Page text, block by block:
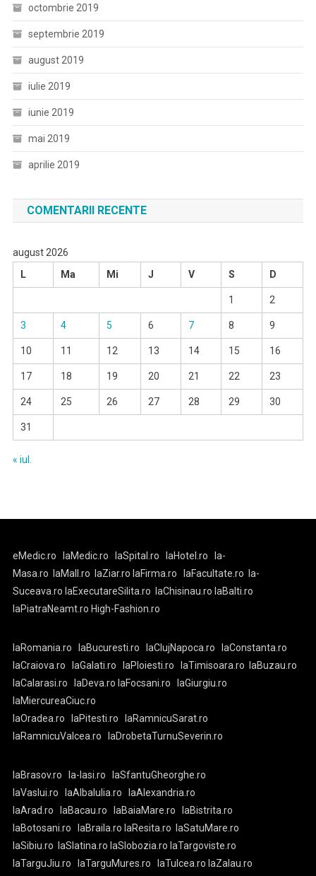
octombrie 2019
septembrie 2019
august 2019
iulie 2019
iunie 2019
mai 2019
aprilie 2019
COMENTARII RECENTE
august 2026
L
Ma Mi J V S D
1 2
3 4 5 6 7 8 9
10 11 12 13 14 15 16
17 18 19 20 21 22 23
24 25 26 27 28 29 30
31
« iul.
eMedic.ro laMedic.ro laSpital.ro laHotel.ro
la-
Masa.ro
laMall.ro laZiar.ro laFirma.ro laFacultate.ro
la-
Suceava.ro laExecutareSilita.ro laChisinau.ro laBalti.ro
laPiatraNeamt.ro High-Fashion.ro
laRomania.ro laBucuresti.ro laClujNapoca.ro
laConstanta.ro
laCraiova.ro
laGalati.ro laPloiesti.ro laTimisoara.ro
laBuzau.ro
laCalarasi.ro
laDeva.ro laFocsani.ro
laGiurgiu.ro
laMiercureaCiuc.ro
laOradea.ro
laPitesti.ro
laRamnicuSarat.ro
laRamnicuValcea.ro
laDrobetaTurnuSeverin.ro
laBrasov.ro la-Iasi.ro
laSfantuGheorghe.ro
laVaslui.ro
laAlbaIulia.ro
laAlexandria.ro
laArad.ro
laBacau.ro laBaiaMare.ro
laBistrita.ro
laBotosani.ro
laBraila.ro laResita.ro
laSatuMare.ro
laSibiu.ro
laSlatina.ro laSlobozia.ro laTargoviste.ro
laTarguJiu.ro
laTarguMures.ro laTulcea.ro laZalau.ro